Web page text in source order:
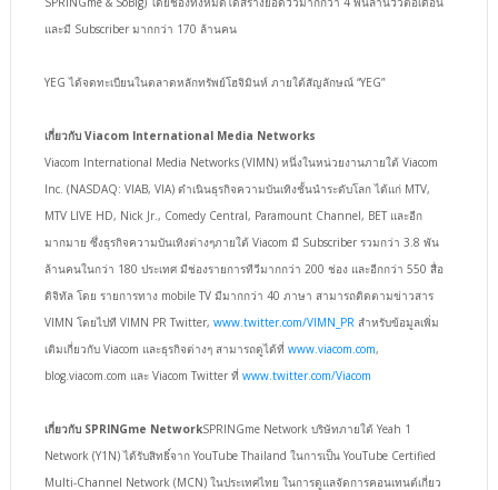
และมี Subscriber มากกว่า 170 ล้านคน
YEG ได้จดทะเบียนในตลาดหลักทรัพย์โฮจิมินห์ ภายใต้สัญลักษณ์ “YEG”
เกี่ยวกับ Viacom International Media Networks
Viacom International Media Networks (VIMN) หนึ่งในหน่วยงานภายใต้ Viacom
Inc. (NASDAQ: VIAB, VIA) ดำเนินธุรกิจความบันเทิงชั้นนำระดับโลก ได้แก่ MTV,
MTV LIVE HD, Nick Jr., Comedy Central, Paramount Channel, BET และอีก
มากมาย ซึ่งธุรกิจความบันเทิงต่างๆภายใต้ Viacom มี Subscriber รวมกว่า 3.8 พัน
ล้านคนในกว่า 180 ประเทศ มีช่องรายการทีวีมากกว่า 200 ช่อง และอีกกว่า 550 สื่อ
ดิจิทัล โดย รายการทาง mobile TV มีมากกว่า 40 ภาษา สามารถติดตามข่าวสาร
VIMN โดยไปที VIMN PR Twitter, www.twitter.com/VIMN_PR สำหรับข้อมูลเพิ่ม
เติมเกี่ยวกับ Viacom และธุรกิจต่างๆ สามารถดูได้ที่ www.viacom.com,
blog.viacom.com และ Viacom Twitter ที่ www.twitter.com/Viacom
เกี่ยวกับ SPRINGme NetworkSPRINGme Network บริษัทภายใต้ Yeah 1
Network (Y1N) ได้รับสิทธิ์จาก YouTube Thailand ในการเป็น YouTube Certified
Multi-Channel Network (MCN) ในประเทศไทย ในการดูแลจัดการคอนเทนต์เกี่ยว